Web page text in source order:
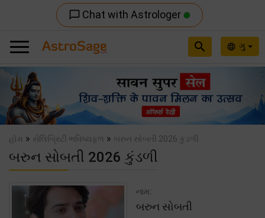
chat_bubble_outline Chat with Astrologer
language ગુ
search
Previous
હોમ » સેલિબ્રિટી ભવિષ્યફળ » બરુન સોબતી 2026 કુંડળી
બરુન સોબતી 2026 કુંડળી
નામ:
બરુન સોબતી